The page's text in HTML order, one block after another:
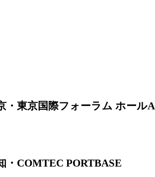
・東京国際フォーラム ホールA
・COMTEC PORTBASE